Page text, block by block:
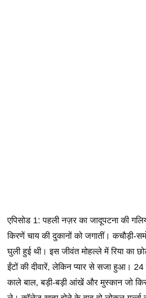
एपिसोड 1: पहली नज़र का जादूपटना की
किरणें चाय की दुकानों को जगातीं। कचौड़ी-
घुली हुई थी। इस जीवंत मोहल्ले में रिया का
ईंटों की दीवारें, लेकिन प्यार से सजा हुआ। 24
काले बाल, बड़ी-बड़ी आंखें और मुस्कान जो